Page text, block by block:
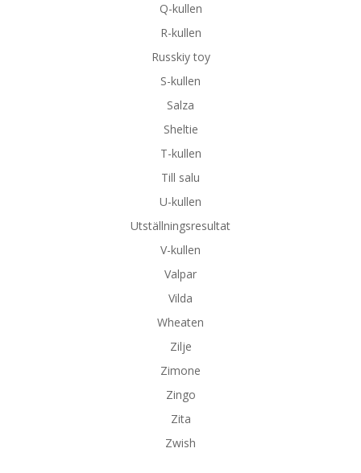
Q-kullen
R-kullen
Russkiy toy
S-kullen
Salza
Sheltie
T-kullen
Till salu
U-kullen
Utställningsresultat
V-kullen
Valpar
Vilda
Wheaten
Zilje
Zimone
Zingo
Zita
Zwish